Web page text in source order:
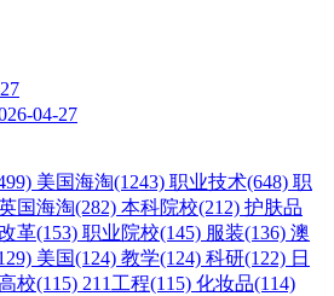
04-27
美国海淘(1243) 职业技术(648) 职
国海淘(282) 本科院校(212) 护肤品
革(153) 职业院校(145) 服装(136) 澳
美国(124) 教学(124) 科研(122) 日
校(115) 211工程(115) 化妆品(114)